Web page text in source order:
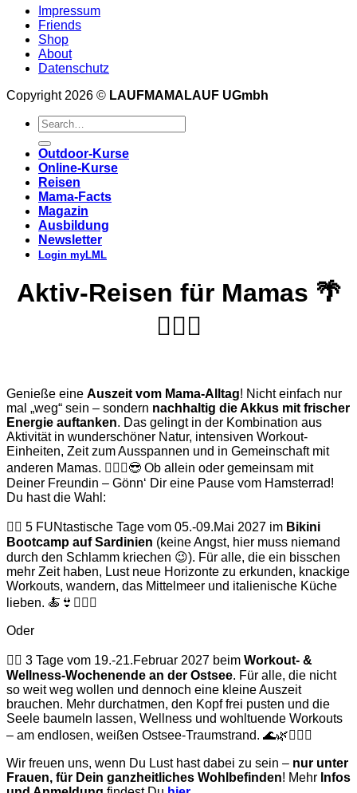
Impressum
Friends
Shop
About
Datenschutz
Copyright 2026 © LAUFMAMALAUF UGmbh
Outdoor-Kurse
Online-Kurse
Reisen
Mama-Facts
Magazin
Ausbildung
Newsletter
Login myLML
Aktiv-Reisen für Mamas 🌴
🏊🏽‍♀️
Genieße eine Auszeit vom Mama-Alltag! Nicht einfach nur
mal „weg“ sein – sondern nachhaltig die Akkus mit frischer
Energie auftanken. Das gelingt in der Kombination aus
Aktivität in wunderschöner Natur, intensiven Workout-
Einheiten, Zeit zum Ausspannen und in Gemeinschaft mit
anderen Mamas. 👩‍❤️‍👩😎 Ob allein oder gemeinsam mit
Deiner Freundin – Gönn‘ Dir eine Pause vom Hamsterrad!
Du hast die Wahl:
👉🏽 5 FUNtastische Tage vom 05.-09.Mai 2027 im Bikini
Bootcamp auf Sardinien (keine Angst, hier muss niemand
durch den Schlamm kriechen 😉). Für alle, die ein bisschen
mehr Zeit haben, Lust neue Horizonte zu erkunden, knackige
Workouts, wandern, das Mittelmeer und italienische Küche
lieben. 🍝👙🤸🏽‍♀️
Oder
👉🏽 3 Tage vom 19.-21.Februar 2027 beim Workout- &
Wellness-Wochenende an der Ostsee. Für alle, die nicht
so weit weg wollen und dennoch eine kleine Auszeit
brauchen. Mehr durchatmen, den Kopf frei pusten und die
Seele baumeln lassen, Wellness und wohltuende Workouts
– am endlosen, weißen Ostsee-Traumstrand. 🌊🌿💆🏽‍♀️
Wir freuen uns, wenn Du Lust hast dabei zu sein – nur unter
Frauen, für Dein ganzheitliches Wohlbefinden! Mehr Infos